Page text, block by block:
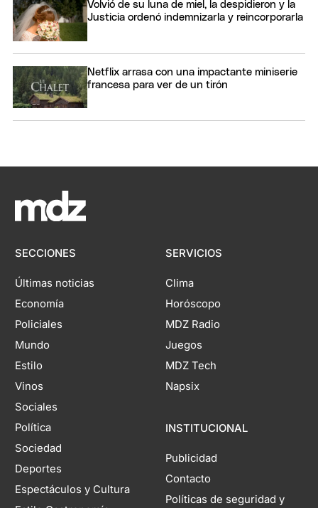
Volvió de su luna de miel, la despidieron y la
Justicia ordenó indemnizarla y reincorporarla
Netflix arrasa con una impactante miniserie
francesa para ver de un tirón
SECCIONES
Últimas noticias
Economía
Policiales
Mundo
Estilo
Vinos
Sociales
Política
Sociedad
Deportes
Espectáculos y Cultura
SERVICIOS
Clima
Horóscopo
MDZ Radio
Juegos
MDZ Tech
Napsix
INSTITUCIONAL
Publicidad
Contacto
Políticas de seguridad y